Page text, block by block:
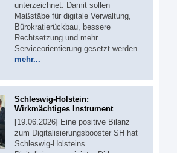
unterzeichnet. Damit sollen
Maßstäbe für digitale Verwaltung,
Bürokratierückbau, bessere
Rechtsetzung und mehr
Serviceorientierung gesetzt werden.
mehr...
Schleswig-Holstein:
Wirkmächtiges Instrument
[19.06.2026] Eine positive Bilanz
zum Digitalisierungsbooster SH hat
Schleswig-Holsteins